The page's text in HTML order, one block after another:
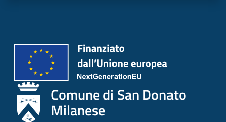
Comune di San Donato
Milanese